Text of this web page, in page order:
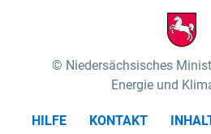
Niedersächsisches
Energie und
HILFE KONTAKT